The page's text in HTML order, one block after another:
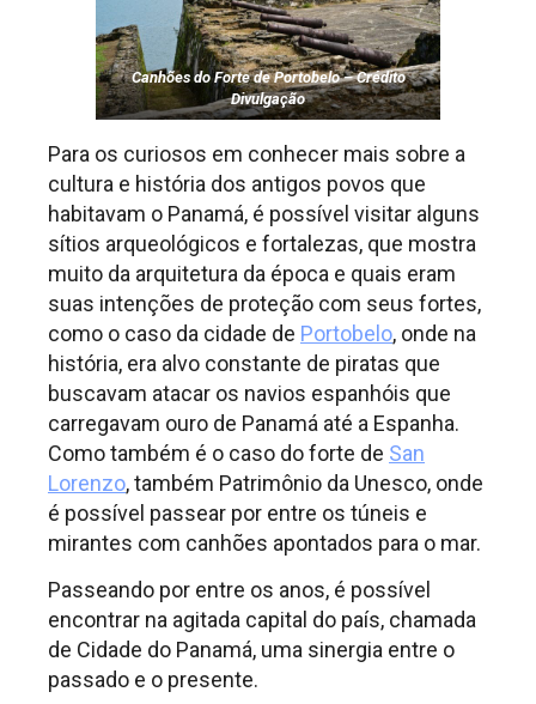
Canhões do Forte de Portobelo – Crédito
Divulgação
Para os curiosos em conhecer mais sobre a
cultura e história dos antigos povos que
habitavam o Panamá, é possível visitar alguns
sítios arqueológicos e fortalezas, que mostra
muito da arquitetura da época e quais eram
suas intenções de proteção com seus fortes,
como o caso da cidade de Portobelo, onde na
história, era alvo constante de piratas que
buscavam atacar os navios espanhóis que
carregavam ouro de Panamá até a Espanha.
Como também é o caso do forte de San
Lorenzo, também Patrimônio da Unesco, onde
é possível passear por entre os túneis e
mirantes com canhões apontados para o mar.
Passeando por entre os anos, é possível
encontrar na agitada capital do país, chamada
de Cidade do Panamá, uma sinergia entre o
passado e o presente.